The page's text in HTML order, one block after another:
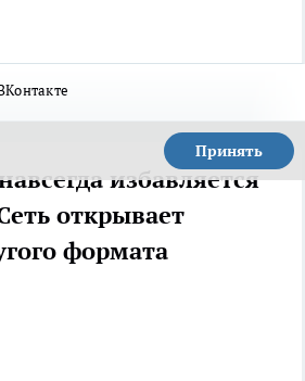
Принять
избавляется
открывает
формата